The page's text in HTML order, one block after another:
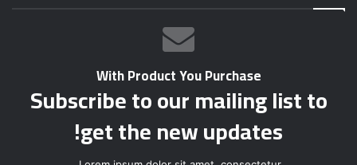
With Product You Purchase
Subscribe to our mailing list to
get the new updates!